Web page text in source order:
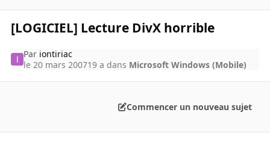
[LOGICIEL] Lecture DivX horrible
Par iontiriac
le 20 mars 200719 a dans Microsoft Windows (Mobile)
Commencer un nouveau sujet